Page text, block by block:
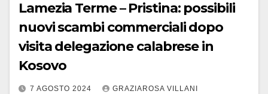
Lamezia Terme – Pristina: possibili
nuovi scambi commerciali dopo
visita delegazione calabrese in
Kosovo
7 AGOSTO 2024 GRAZIAROSA VILLANI